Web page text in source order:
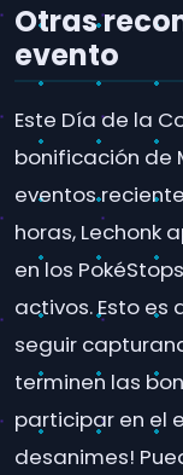
Otras
evento
Este Día de la
bonificación de
eventos
horas, Lechonk
en los
activos. Esto es
seguir
terminen las
participar en el
desanimes!